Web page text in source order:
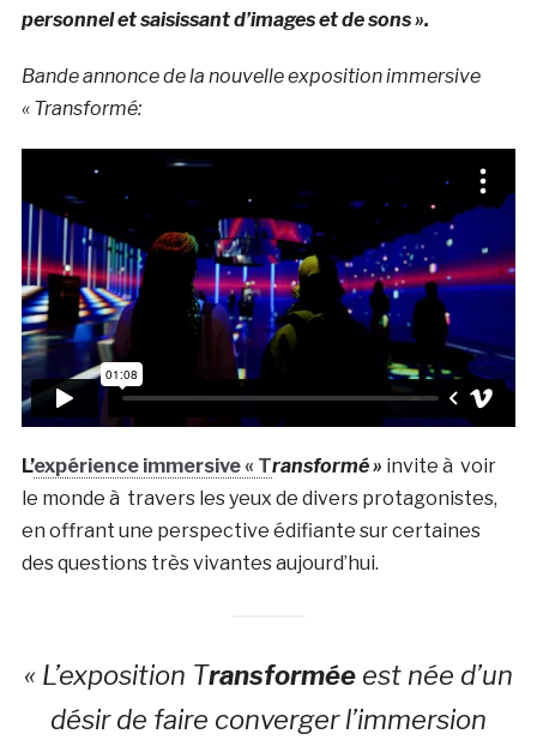
personnel et saisissant d’images et de sons ».
Bande annonce de la nouvelle exposition immersive
« Transformé:
L’expérience immersive « Transformé » invite à voir
le monde à travers les yeux de divers protagonistes,
en offrant une perspective édifiante sur certaines
des questions très vivantes aujourd’hui.
« L’exposition Transformée est née d’un
désir de faire converger l’immersion